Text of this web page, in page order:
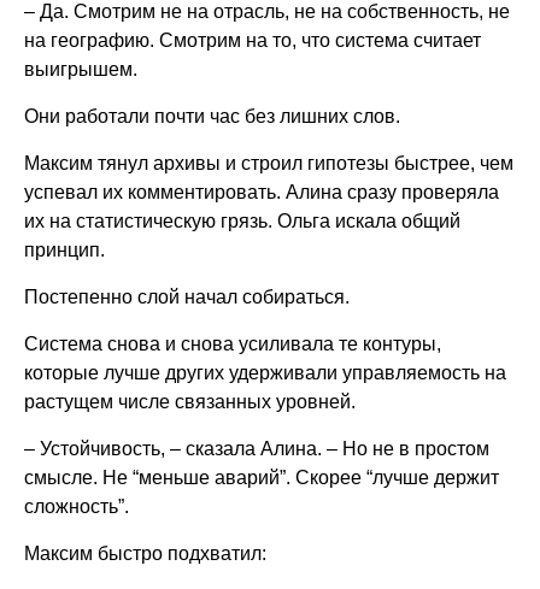
– Да. Смотрим не на отрасль, не на собственность, не
на географию. Смотрим на то, что система считает
выигрышем.
Они работали почти час без лишних слов.
Максим тянул архивы и строил гипотезы быстрее, чем
успевал их комментировать. Алина сразу проверяла
их на статистическую грязь. Ольга искала общий
принцип.
Постепенно слой начал собираться.
Система снова и снова усиливала те контуры,
которые лучше других удерживали управляемость на
растущем числе связанных уровней.
– Устойчивость, – сказала Алина. – Но не в простом
смысле. Не “меньше аварий”. Скорее “лучше держит
сложность”.
Максим быстро подхватил: